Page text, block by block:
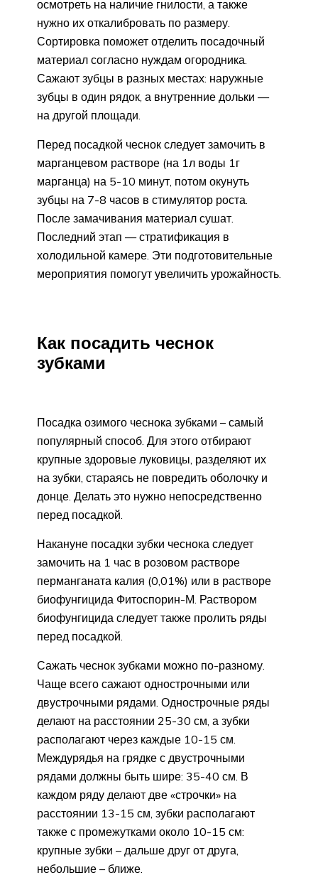
осмотреть на наличие гнилости, а также
нужно их откалибровать по размеру.
Сортировка поможет отделить посадочный
материал согласно нуждам огородника.
Сажают зубцы в разных местах: наружные
зубцы в один рядок, а внутренние дольки —
на другой площади.
Перед посадкой чеснок следует замочить в
марганцевом растворе (на 1л воды 1г
марганца) на 5-10 минут, потом окунуть
зубцы на 7-8 часов в стимулятор роста.
После замачивания материал сушат.
Последний этап — стратификация в
холодильной камере. Эти подготовительные
мероприятия помогут увеличить урожайность.
Как посадить чеснок
зубками
Посадка озимого чеснока зубками – самый
популярный способ. Для этого отбирают
крупные здоровые луковицы, разделяют их
на зубки, стараясь не повредить оболочку и
донце. Делать это нужно непосредственно
перед посадкой.
Накануне посадки зубки чеснока следует
замочить на 1 час в розовом растворе
перманганата калия (0,01%) или в растворе
биофунгицида Фитоспорин-М. Раствором
биофунгицида следует также пролить ряды
перед посадкой.
Сажать чеснок зубками можно по-разному.
Чаще всего сажают однострочными или
двустрочными рядами. Однострочные ряды
делают на расстоянии 25-30 см, а зубки
располагают через каждые 10-15 см.
Междурядья на грядке с двустрочными
рядами должны быть шире: 35-40 см. В
каждом ряду делают две «строчки» на
расстоянии 13-15 см, зубки располагают
также с промежутками около 10-15 см:
крупные зубки – дальше друг от друга,
небольшие – ближе.